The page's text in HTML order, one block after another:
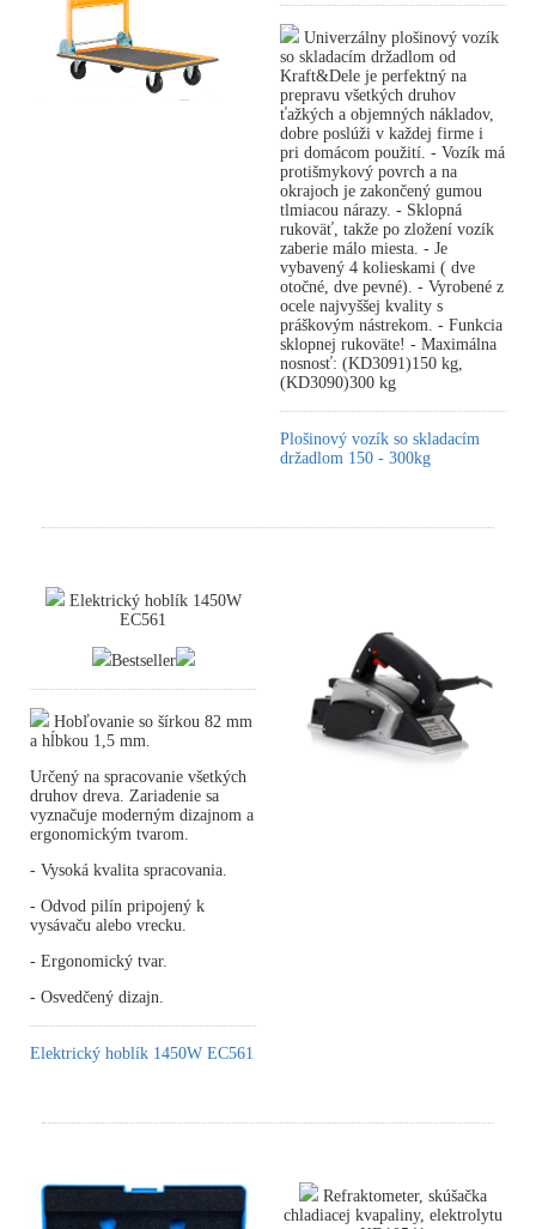
Univerzálny plošinový vozík
so skladacím držadlom od
Kraft&Dele je perfektný na
prepravu všetkých druhov
ťažkých a objemných nákladov,
dobre poslúži v každej firme i
pri domácom použití. - Vozík má
protišmykový povrch a na
okrajoch je zakončený gumou
tlmiacou nárazy. - Sklopná
rukoväť, takže po zložení vozík
zaberie málo miesta. - Je
vybavený 4 kolieskami ( dve
otočné, dve pevné). - Vyrobené z
ocele najvyššej kvality s
práškovým nástrekom. - Funkcia
sklopnej rukoväte! - Maximálna
nosnosť: (KD3091)150 kg,
(KD3090)300 kg
Plošinový vozík so skladacím
držadlom 150 - 300kg
Elektrický hoblík 1450W
EC561
Bestseller
Hobľovanie so šírkou 82 mm
a hĺbkou 1,5 mm.
Určený na spracovanie všetkých
druhov dreva. Zariadenie sa
vyznačuje moderným dizajnom a
ergonomickým tvarom.
- Vysoká kvalita spracovania.
- Odvod pilín pripojený k
vysávaču alebo vrecku.
- Ergonomický tvar.
- Osvedčený dizajn.
Elektrický hoblík 1450W EC561
Refraktometer, skúšačka
chladiacej kvapaliny, elektrolytu